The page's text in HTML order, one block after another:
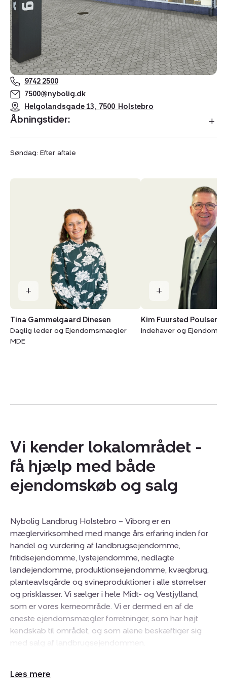
9742 2500
7500@nybolig.dk
Helgolandsgade 13, 7500 Holstebro
Åbningstider:
Søndag: Efter aftale
Tina Gammelgaard Dinesen
Daglig leder og Ejendomsmægler
MDE
Kim Fuursted Poulsen
Indehaver og
Vi kender lokalområdet -
få hjælp med både
ejendomskøb og salg
Nybolig Landbrug Holstebro – Viborg er en
mæglervirksomhed med mange års erfaring inden for
handel og vurdering af landbrugsejendomme,
fritidsejendomme, lystejendomme, nedlagte
landejendomme, produktionsejendomme, kvægbrug,
planteavlsgårde og svineproduktioner i alle størrelser
og prisklasser. Vi sælger i hele Midt- og Vestjylland,
som er vores kerneområde. Vi er dermed en af de
eneste ejendomsmægler forretninger, som har højt
kendskab til området, og som alene beskæftiger sig
med salg af landbrugsejendommen.
Vi er et engageret og yderst kompetent team med bred